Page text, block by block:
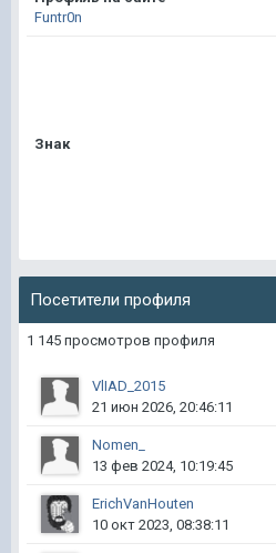
Funtr0n
Знак
Посетители профиля
1 145 просмотров профиля
VlIAD_2015
21 июн 2026, 20:46:11
Nomen_
13 фев 2024, 10:19:45
ErichVanHouten
10 окт 2023, 08:38:11